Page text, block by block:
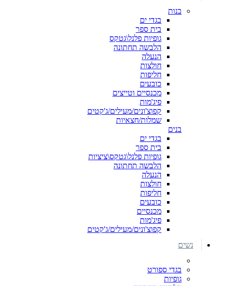
בנות
בגדי ים
בית ספר
גופיות פלנל\גטקס
הלבשה תחתונה
הנעלה
חולצות
חליפות
כובעים
מכנסיים וטייצים
פיג'מות
קפוצ'ונים/מעילים/ג'קטים
שמלות/חצאיות
בנים
בגדי ים
בית ספר
גופיות פלנל\גטקס\ציציות
הלבשה תחתונה
הנעלה
חולצות
חליפות
כובעים
מכנסיים
פיג'מות
קפוצ'ונים/מעילים/ג'קטים
נשים
בגדי ספורט
גופיות